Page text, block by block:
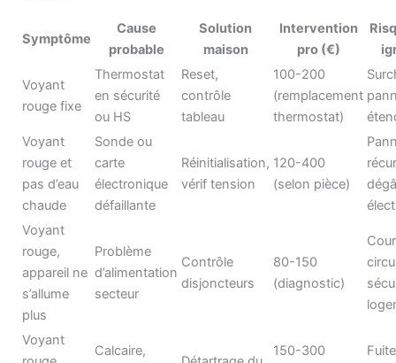
Symptôme
Cause
probable
Solution
maison
Intervention
pro (€)
Voyant
rouge fixe
Thermostat
en sécurité
ou HS
Reset,
contrôle
tableau
100-200
(remplacement
thermostat)
Voyant
rouge et
pas d’eau
chaude
Sonde ou
carte
électronique
défaillante
Réinitialisation,
vérif tension
120-400
(selon pièce)
Voyant
rouge,
appareil ne
s’allume
plus
Problème
d’alimentation
secteur
Contrôle
disjoncteurs
80-150
(diagnostic)
Voyant
Calcaire, 150-300